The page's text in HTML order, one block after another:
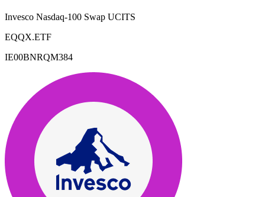
Invesco Nasdaq-100 Swap UCITS
EQQX.ETF
IE00BNRQM384